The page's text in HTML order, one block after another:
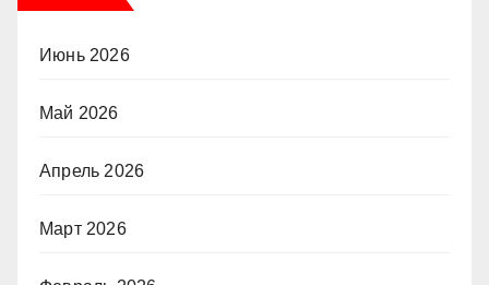
Июнь 2026
Май 2026
Апрель 2026
Март 2026